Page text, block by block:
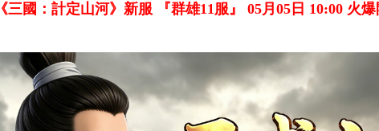
《三國：計定山河》新服 『群雄11服』 05月05日 10:00 火